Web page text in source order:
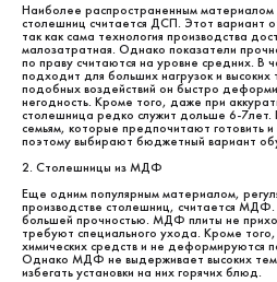
Наиболее распространенным материалом
столешниц считается ДСП. Этот вариант
так как сама технология производства
малозатратная. Однако показатели
по праву считаются на уровне средних. В
подходит для больших нагрузок и
подобных воздействий он быстро
негодность. Кроме того, даже при
столешница редко служит дольше 6-
семьям, которые предпочитают готовить
поэтому выбирают бюджетный вариант
2. Столешницы из МДФ
Еще одним популярным материалом,
производстве столешниц, считается
большей прочностью. МДФ плиты не
требуют специального ухода. Кроме
химических средств и не деформируются
Однако МДФ не выдерживает высоких
избегать установки на них горячих блюд.